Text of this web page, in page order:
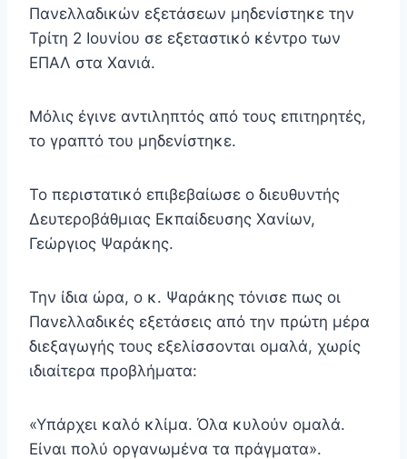
Πανελλαδικών εξετάσεων μηδενίστηκε την
Τρίτη 2 Ιουνίου σε εξεταστικό κέντρο των
ΕΠΑΛ στα Χανιά.
Μόλις έγινε αντιληπτός από τους επιτηρητές,
το γραπτό του μηδενίστηκε.
Το περιστατικό επιβεβαίωσε ο διευθυντής
Δευτεροβάθμιας Εκπαίδευσης Χανίων,
Γεώργιος Ψαράκης.
Την ίδια ώρα, ο κ. Ψαράκης τόνισε πως οι
Πανελλαδικές εξετάσεις από την πρώτη μέρα
διεξαγωγής τους εξελίσσονται ομαλά, χωρίς
ιδιαίτερα προβλήματα:
«Υπάρχει καλό κλίμα. Όλα κυλούν ομαλά.
Είναι πολύ οργανωμένα τα πράγματα».